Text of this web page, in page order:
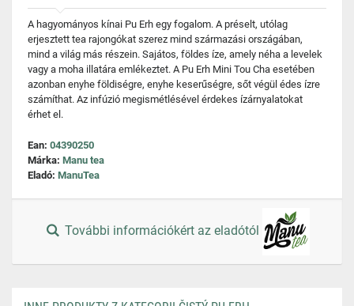
A hagyományos kínai Pu Erh egy fogalom. A préselt, utólag
erjesztett tea rajongókat szerez mind származási országában,
mind a világ más részein. Sajátos, földes íze, amely néha a levelek
vagy a moha illatára emlékeztet. A Pu Erh Mini Tou Cha esetében
azonban enyhe földiségre, enyhe keserűségre, sőt végül édes ízre
számíthat. Az infúzió megismétlésével érdekes ízárnyalatokat
érhet el.
Ean: 04390250
Márka: Manu tea
Eladó: ManuTea
További információkért az eladótól